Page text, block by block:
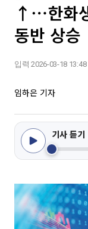
↑⋯한화
동반 상승
입력 2026-03-18 13:48
임하은 기자
기사 듣기